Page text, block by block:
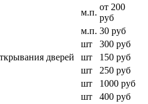
м.п.
от 200
руб
м.п. 30 руб
шт
300 руб
дверей
шт
150 руб
шт
250 руб
шт
1000 руб
шт
400 руб